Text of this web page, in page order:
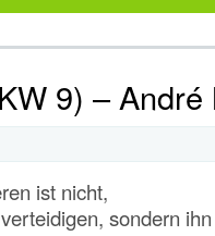
9) – André
ist nicht,
sondern